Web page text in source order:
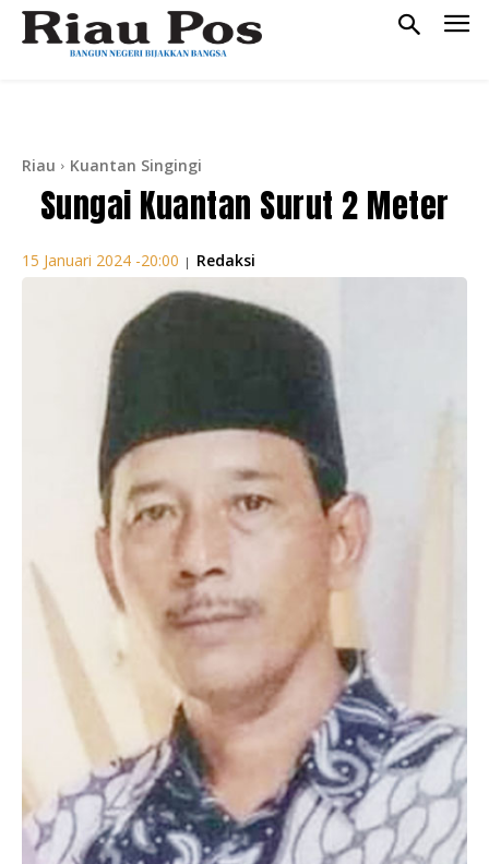
Riau Kuantan Singingi
Sungai Kuantan Surut 2 Meter
15 Januari 2024 -20:00 | Redaksi